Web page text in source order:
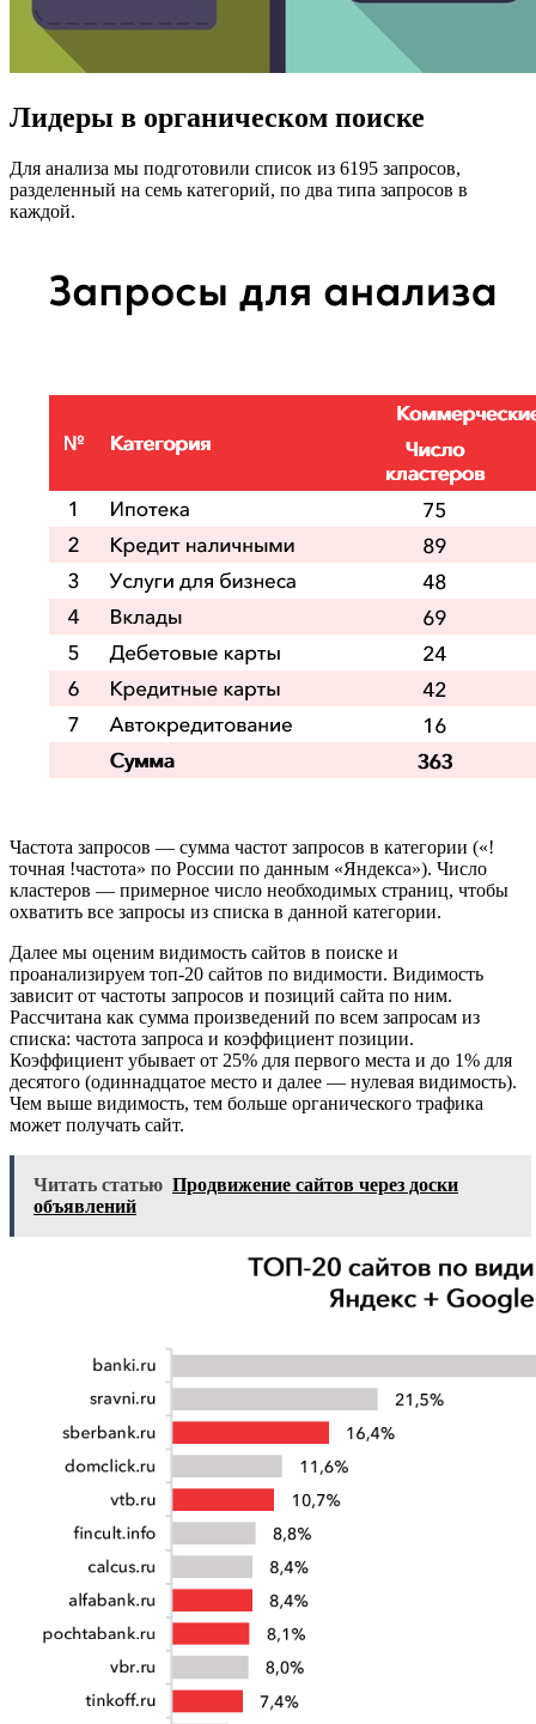
Лидеры в органическом поиске
Для анализа мы подготовили список из 6195 запросов,
разделенный на семь категорий, по два типа запросов в
каждой.
Частота запросов — сумма частот запросов в категории («!
точная !частота» по России по данным «Яндекса»). Число
кластеров — примерное число необходимых страниц, чтобы
охватить все запросы из списка в данной категории.
Далее мы оценим видимость сайтов в поиске и
проанализируем топ-20 сайтов по видимости. Видимость
зависит от частоты запросов и позиций сайта по ним.
Рассчитана как сумма произведений по всем запросам из
списка: частота запроса и коэффициент позиции.
Коэффициент убывает от 25% для первого места и до 1% для
десятого (одиннадцатое место и далее — нулевая видимость).
Чем выше видимость, тем больше органического трафика
может получать сайт.
Читать статью Продвижение сайтов через доски
объявлений